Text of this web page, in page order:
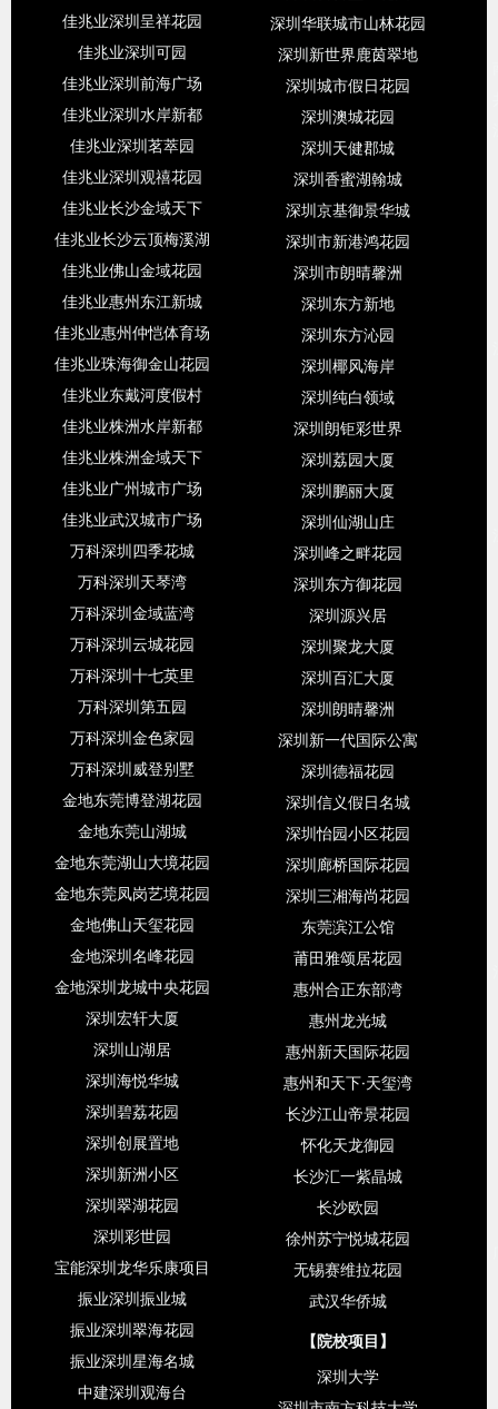
佳兆业深圳呈祥花园
佳兆业深圳可园
佳兆业深圳前海广场
佳兆业深圳水岸新都
佳兆业深圳茗萃园
佳兆业深圳观禧花园
佳兆业长沙金域天下
佳兆业长沙云顶梅溪湖
佳兆业佛山金域花园
佳兆业惠州东江新城
佳兆业惠州仲恺体育场
佳兆业珠海御金山花园
佳兆业东戴河度假村
佳兆业株洲水岸新都
佳兆业株洲金域天下
佳兆业广州城市广场
佳兆业武汉城市广场
万科深圳四季花城
万科深圳天琴湾
万科深圳金域蓝湾
万科深圳云城花园
万科深圳十七英里
万科深圳第五园
万科深圳金色家园
万科深圳威登别墅
金地东莞博登湖花园
金地东莞山湖城
金地东莞湖山大境花园
金地东莞凤岗艺境花园
金地佛山天玺花园
金地深圳名峰花园
金地深圳龙城中央花园
深圳宏轩大厦
深圳山湖居
深圳海悦华城
深圳碧荔花园
深圳创展置地
深圳新洲小区
深圳翠湖花园
深圳彩世园
宝能深圳龙华乐康项目
振业深圳振业城
振业深圳翠海花园
振业深圳星海名城
中建深圳观海台
深圳华联城市山林花园
深圳新世界鹿茵翠地
深圳城市假日花园
深圳澳城花园
深圳天健郡城
深圳香蜜湖翰城
深圳京基御景华城
深圳市新港鸿花园
深圳市朗晴馨洲
深圳东方新地
深圳东方沁园
深圳椰风海岸
深圳纯白领域
深圳朗钜彩世界
深圳荔园大厦
深圳鹏丽大厦
深圳仙湖山庄
深圳峰之畔花园
深圳东方御花园
深圳源兴居
深圳聚龙大厦
深圳百汇大厦
深圳朗晴馨洲
深圳新一代国际公寓
深圳德福花园
深圳信义假日名城
深圳怡园小区花园
深圳廊桥国际花园
深圳三湘海尚花园
东莞滨江公馆
莆田雅颂居花园
惠州合正东部湾
惠州龙光城
惠州新天国际花园
惠州和天下·天玺湾
长沙江山帝景花园
怀化天龙御园
长沙汇一紫晶城
长沙欧园
徐州苏宁悦城花园
无锡赛维拉花园
武汉华侨城
【院校项目】
深圳大学